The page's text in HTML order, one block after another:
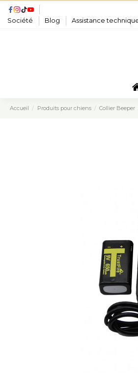
Société Blog Assistance
Accueil Produits pour chiens Collier Beeper